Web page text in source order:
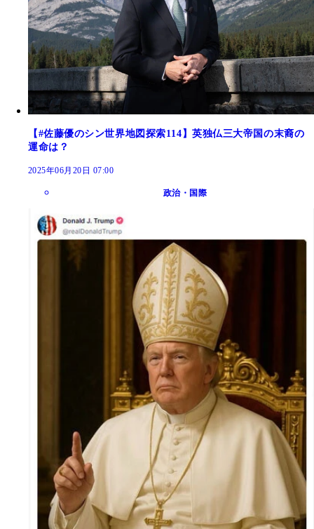
【#佐藤優のシン世界地図探索114】英独仏三大帝国の末裔の
運命は？
2025年06月20日 07:00
政治・国際